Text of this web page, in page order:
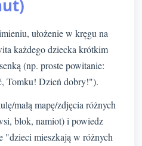
ułożenie w kręgu na
każdego dziecka krótkim
(np. proste powitanie:
Tomku! Dzień dobry!").
małą mapę/zdjęcia różnych
blok, namiot) i powiedz
"dzieci mieszkają w różnych